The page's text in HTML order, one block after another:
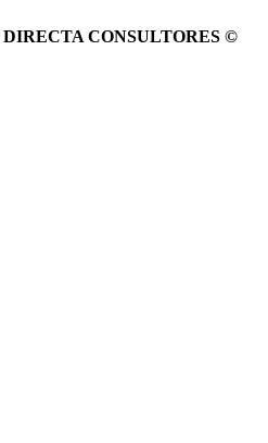
DIRECTA CONSULTORES ©